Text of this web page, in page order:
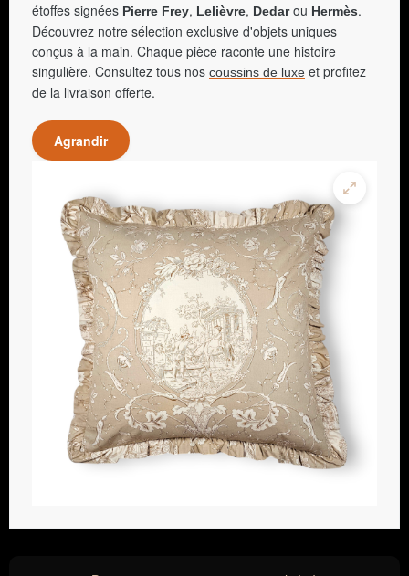
étoffes signées Pierre Frey, Lelièvre, Dedarou Hermès.
Découvrez notre sélection exclusive d'objets uniques
conçus à la main. Chaque pièce raconte une histoire
singulière. Consultez tous nos coussins de luxe et profitez
de la livraison offerte.
Agrandir